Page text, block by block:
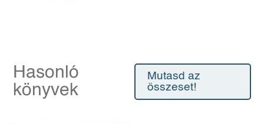
Hasonló
könyvek
Mutasd az
összeset!